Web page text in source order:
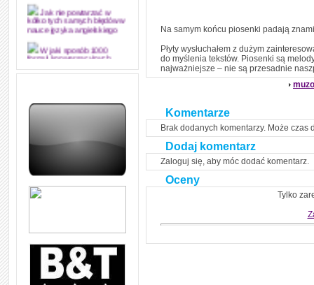
Jak nie powtarzać w
kółko tych samych błędów w
nauce języka angielskiego
W jaki sposób 1000
formuł konwersacyjnych
pozwoli Ci opanować język
Angielskie przyimki
zapamiętasz
zrozumiale wytłumaczył, na
czym polega mowa zależna
(reported speech) w języku
angielskim
dłużej!
Na samym końcu piosenki padają
Płyty wysłuchałem z dużym
do myślenia tekstów. Piosenki są
najważniejsze – nie są przesadnie
Komentarze
Brak dodanych komentarzy. Może czas
Dodaj komentarz
Zaloguj się, aby móc dodać komentarz.
Oceny
Tylko